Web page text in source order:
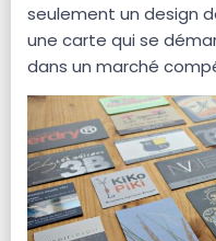
seulement un design
une carte qui se
dans un marché